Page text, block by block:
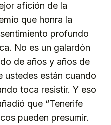
afición de la
que honra la
profundo
No es un galardón
de años y años de
ustedes están cuando
toca resistir. Y eso
que “Tenerife
pueden presumir.